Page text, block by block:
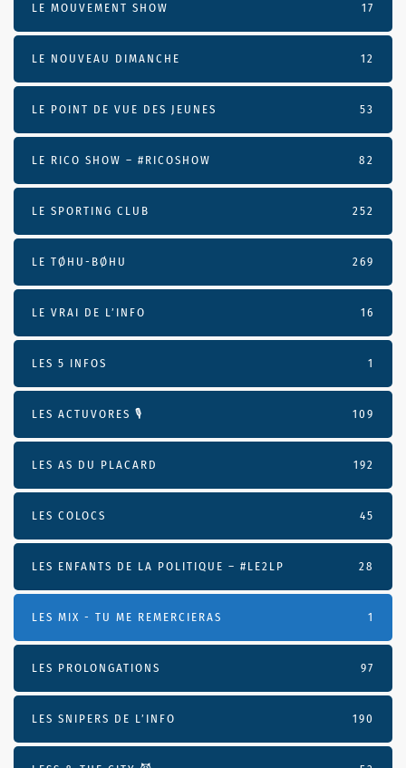
LE MOUVEMENT SHOW 17
LE NOUVEAU DIMANCHE 12
LE POINT DE VUE DES JEUNES 53
LE RICO SHOW – #RICOSHOW 82
LE SPORTING CLUB 252
LE TØHU-BØHU 269
LE VRAI DE L’INFO 16
LES 5 INFOS 1
LES ACTUVORES 🎙 109
LES AS DU PLACARD 192
LES COLOCS 45
LES ENFANTS DE LA POLITIQUE – #LE2LP 28
LES MIX - TU ME REMERCIERAS 1
LES PROLONGATIONS 97
LES SNIPERS DE L’INFO 190